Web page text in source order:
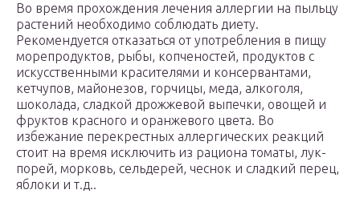
Во время прохождения лечения аллергии на пыльцу
растений необходимо соблюдать диету.
Рекомендуется отказаться от употребления в пищу
морепродуктов, рыбы, копченостей, продуктов с
искусственными красителями и консервантами,
кетчупов, майонезов, горчицы, меда, алкоголя,
шоколада, сладкой дрожжевой выпечки, овощей и
фруктов красного и оранжевого цвета. Во
избежание перекрестных аллергических реакций
стоит на время исключить из рациона томаты, лук-
порей, морковь, сельдерей, чеснок и сладкий перец,
яблоки и т.д..